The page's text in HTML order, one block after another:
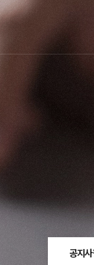
공지